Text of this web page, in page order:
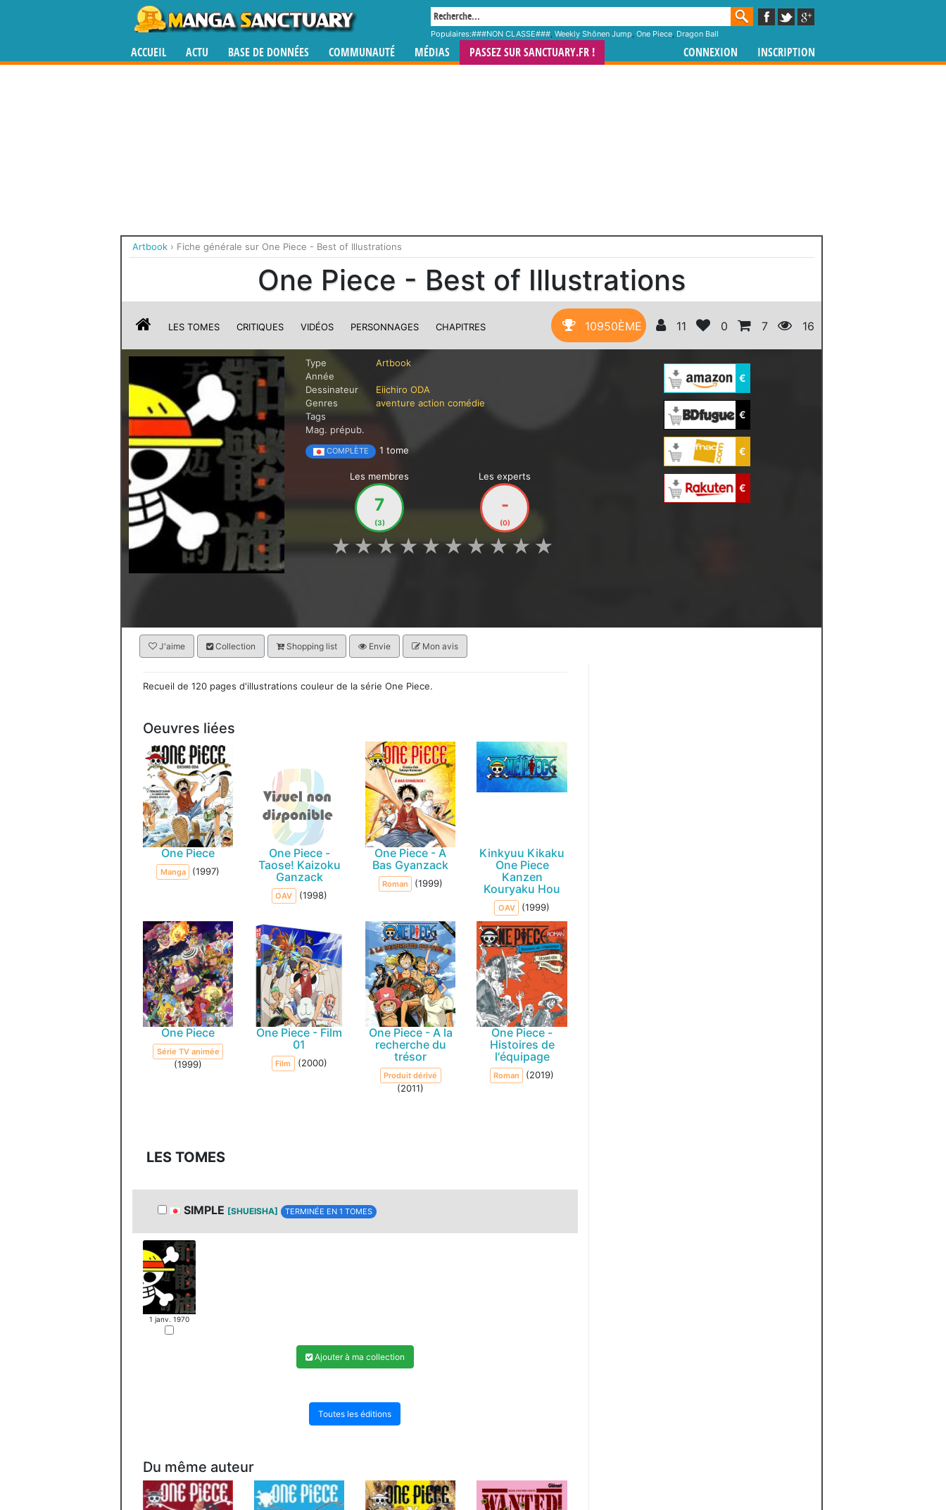
Populaires:###NON CLASSE###, Weekly Shônen Jump, One Piece, Dragon Ball
ACCUEIL ACTU BASE DE DONNÉES COMMUNAUTÉ MÉDIAS PASSEZ SUR SANCTUARY.FR ! CONNEXION INSCRIPTION
Artbook › Fiche générale sur One Piece - Best of Illustrations
One Piece - Best of Illustrations
LES TOMES CRITIQUES VIDÉOS PERSONNAGES CHAPITRES 10950ÈME 11 0 7 16
Type
Artbook
Année
Dessinateur
Eiichiro ODA
Genres
aventure action comédie
Tags
Mag. prépub.
COMPLÈTE 1 tome
Les membres
7
(3)
Les experts
-
(0)
★
★
★
★
★
★
★
★
★
★
€
€
€
€
J'aime Collection Shopping list Envie Mon avis
Recueil de 120 pages d'illustrations couleur de la série One Piece.
Oeuvres liées
One Piece
Manga (1997)
One Piece -
Taose! Kaizoku
Ganzack
OAV (1998)
One Piece - À
Bas Gyanzack
Roman (1999)
Kinkyuu Kikaku
One Piece
Kanzen
Kouryaku Hou
OAV (1999)
One Piece
Série TV animée
(1999)
One Piece - Film
01
Film (2000)
One Piece - A la
recherche du
trésor
Produit dérivé
(2011)
One Piece -
Histoires de
l'équipage
Roman (2019)
LES TOMES
SIMPLE [SHUEISHA] TERMINÉE EN 1 TOMES
1 janv. 1970
Ajouter à ma collection
Toutes les éditions
Du même auteur